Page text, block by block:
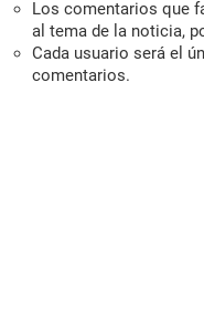
Los comentarios que
al tema de la noticia,
Cada usuario será el
comentarios.